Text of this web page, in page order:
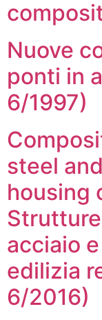
Nuove
ponti in
6/1997)
steel
housing
acciaio
edilizia
6/2016)